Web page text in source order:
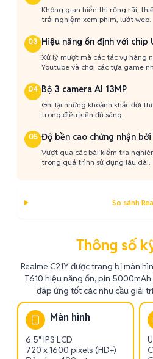
Không gian hiển thị rộng rãi,
trải nghiệm xem phim, lướt web.
03 Hiệu năng ổn định với chip
Xử lý mượt mà các tác vụ hàng
Youtube và chơi các tựa game
04 Bộ 3 camera AI 13MP
Ghi lại những khoảnh khắc đời
trong điều kiện đủ sáng.
05 Độ bền cao chứng nhận
Vượt qua các bài kiểm tra
trong quá trình sử dụng lâu dài.
So sánh
Thông số
Realme C21Y được trang bị màn
T610 hiệu năng ổn, pin
đáp ứng tốt các nhu cầu giải
Màn hình
6.5" IPS LCD
720 x 1600 pixels (HD+)